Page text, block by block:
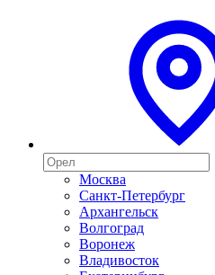
Москва
Санкт-Петербург
Архангельск
Волгоград
Воронеж
Владивосток